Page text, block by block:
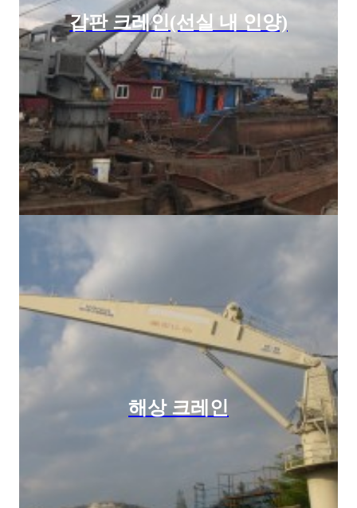
갑판 크레인(선실 내 인양)
해상 크레인